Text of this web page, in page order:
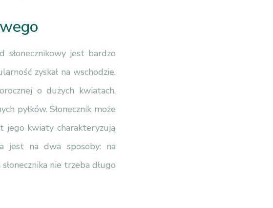
słonecznikowy jest bardzo
zyskał na wschodzie.
o dużych kwiatach.
pyłków. Słonecznik może
jego kwiaty charakteryzują
jest na dwa sposoby: na
nie trzeba długo